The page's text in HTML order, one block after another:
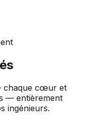
chaque cœur et
— entièrement
ingénieurs.